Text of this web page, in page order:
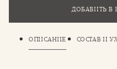
ДОБАВИТЬ В
ОПИСАНИЕ СОСТАВ И